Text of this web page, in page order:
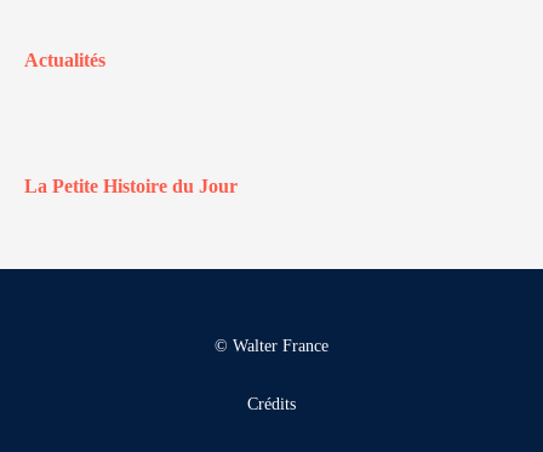
Actualités
La Petite Histoire du Jour
© Walter France
Crédits